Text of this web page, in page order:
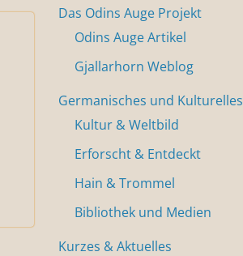
Das Odins Auge Projekt
Odins Auge Artikel
Gjallarhorn Weblog
Germanisches und Kulturelles
Kultur & Weltbild
Erforscht & Entdeckt
Hain & Trommel
Bibliothek und Medien
Kurzes & Aktuelles